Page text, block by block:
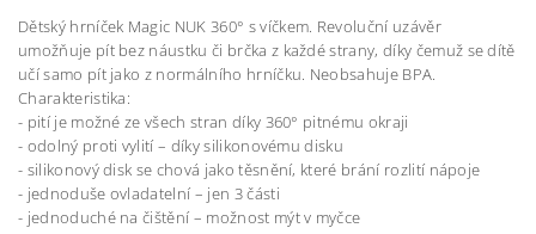
Dětský hrníček Magic NUK 360° s víčkem. Revoluční uzávěr
umožňuje pít bez náustku či brčka z každé strany, díky čemuž se dítě
učí samo pít jako z normálního hrníčku. Neobsahuje BPA.
Charakteristika:
- pití je možné ze všech stran díky 360° pitnému okraji
- odolný proti vylití – díky silikonovému disku
- silikonový disk se chová jako těsnění, které brání rozlití nápoje
- jednoduše ovladatelní – jen 3 části
- jednoduché na čištění – možnost mýt v myčce